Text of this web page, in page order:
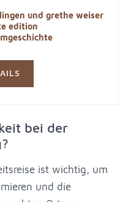
und grethe weiser
edition
bei der
ist wichtig, um
und die